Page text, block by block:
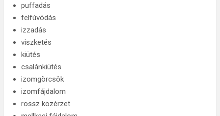
puffadás
felfúvódás
izzadás
viszketés
kiütés
csalánkiütés
izomgörcsök
izomfájdalom
rossz közérzet